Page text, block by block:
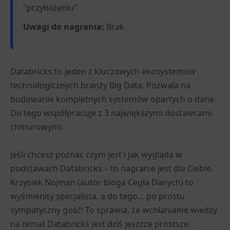
"przybliżeniu"
Uwagi do nagrania: Brak
Databricks to jeden z kluczowych ekosystemów
technologicznych branży Big Data. Pozwala na
budowanie kompletnych systemów opartych o dane.
Do tego współpracuje z 3 największymi dostawcami
chmurowymi.
Jeśli chcesz poznać czym jest i jak wygląda w
podstawach Databricks – to nagranie jest dla Ciebie.
Krzysiek Nojman (autor bloga Cegła Danych) to
wyśmienity specjalista, a do tego… po prostu
sympatyczny gość! To sprawia, że wchłanianie wiedzy
na temat Databricks jest dziś jeszcze prostsze.